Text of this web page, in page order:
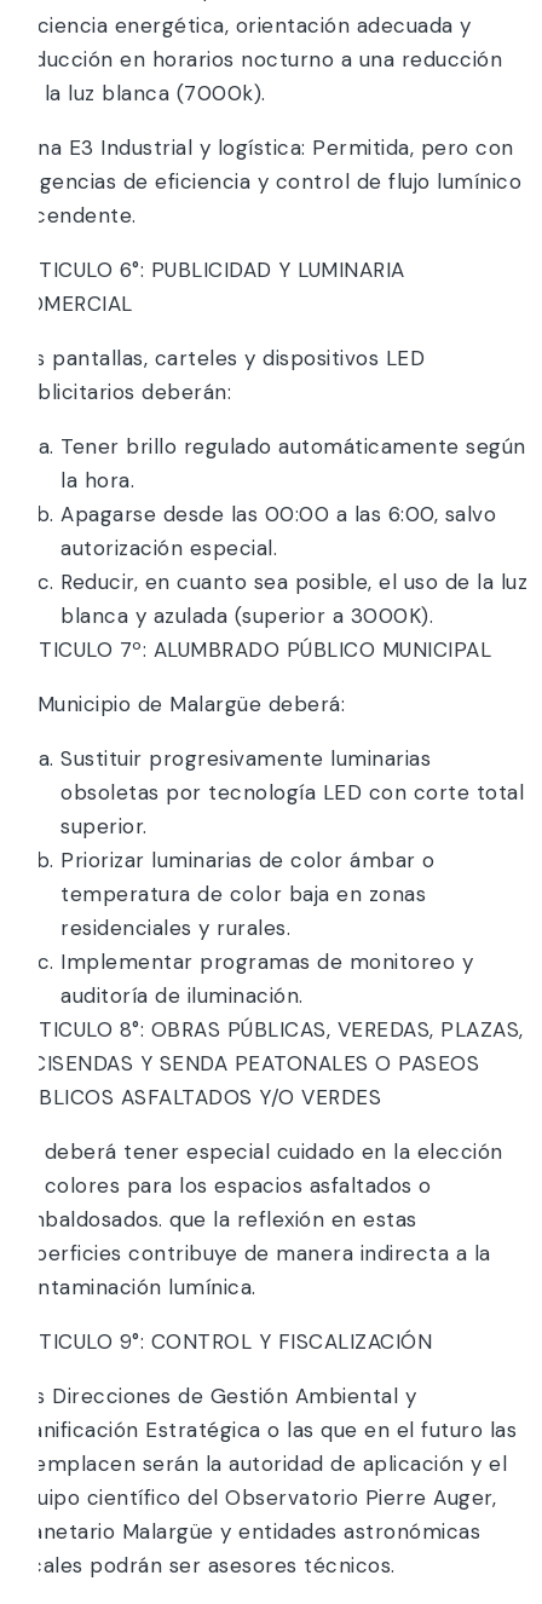
eficiencia energética, orientación adecuada y
reducción en horarios nocturno a una reducción
de la luz blanca (7000k).
Zona E3 Industrial y logística: Permitida, pero con
exigencias de eficiencia y control de flujo lumínico
ascendente.
ARTICULO 6°: PUBLICIDAD Y LUMINARIA
COMERCIAL
Las pantallas, carteles y dispositivos LED
publicitarios deberán:
Tener brillo regulado automáticamente según
la hora.
Apagarse desde las 00:00 a las 6:00, salvo
autorización especial.
Reducir, en cuanto sea posible, el uso de la luz
blanca y azulada (superior a 3000K).
ARTICULO 7º: ALUMBRADO PÚBLICO MUNICIPAL
El Municipio de Malargüe deberá:
Sustituir progresivamente luminarias
obsoletas por tecnología LED con corte total
superior.
Priorizar luminarias de color ámbar o
temperatura de color baja en zonas
residenciales y rurales.
Implementar programas de monitoreo y
auditoría de iluminación.
ARTICULO 8°: OBRAS PÚBLICAS, VEREDAS, PLAZAS,
BICISENDAS Y SENDA PEATONALES O PASEOS
PUBLICOS ASFALTADOS Y/O VERDES
Se deberá tener especial cuidado en la elección
de colores para los espacios asfaltados o
embaldosados. que la reflexión en estas
superficies contribuye de manera indirecta a la
contaminación lumínica.
ARTICULO 9°: CONTROL Y FISCALIZACIÓN
Las Direcciones de Gestión Ambiental y
Planificación Estratégica o las que en el futuro las
reemplacen serán la autoridad de aplicación y el
equipo científico del Observatorio Pierre Auger,
Planetario Malargüe y entidades astronómicas
locales podrán ser asesores técnicos.